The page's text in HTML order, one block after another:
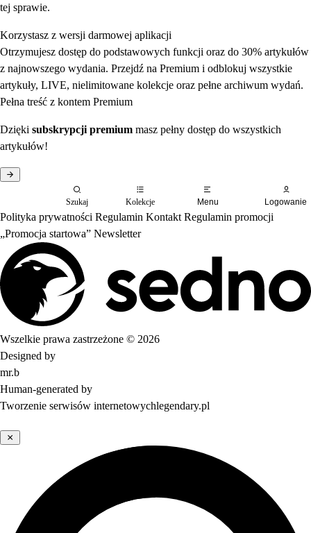
tej sprawie.
Korzystasz z wersji darmowej aplikacji
Otrzymujesz dostęp do podstawowych funkcji oraz do 30% artykułów
z najnowszego wydania. Przejdź na Premium i odblokuj wszystkie
artykuły, LIVE, nielimitowane kolekcje oraz pełne archiwum wydań.
Pełna treść z kontem Premium
Dzięki subskrypcji premium masz pełny dostęp do wszystkich
artykułów!
Szukaj Kolekcje Menu Logowanie
Polityka prywatności Regulamin Kontakt Regulamin promocji
„Promocja startowa” Newsletter
Wszelkie prawa zastrzeżone © 2026
Designed by
mr.b
Human-generated by
Tworzenie serwisów internetowychlegendary.pl